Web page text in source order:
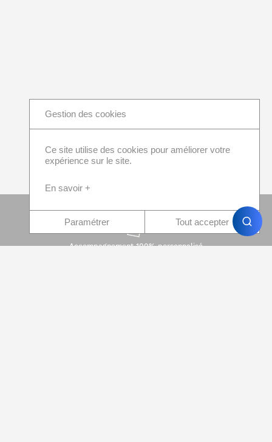
Accompagnement 100% personnalisé
Gestion des cookies
Ce site utilise des cookies pour améliorer votre
expérience sur le site.
En savoir +
Paramétrer Tout accepter